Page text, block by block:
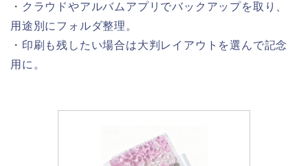
・クラウドやアルバムアプリでバックアップを取り、
用途別にフォルダ整理。
・印刷も残したい場合は大判レイアウトを選んで記念
用に。